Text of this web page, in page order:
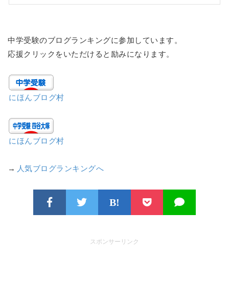
中学受験のブログランキングに参加しています。
応援クリックをいただけると励みになります。
にほんブログ村
にほんブログ村
→ 人気ブログランキングへ
B!
スポンサーリンク